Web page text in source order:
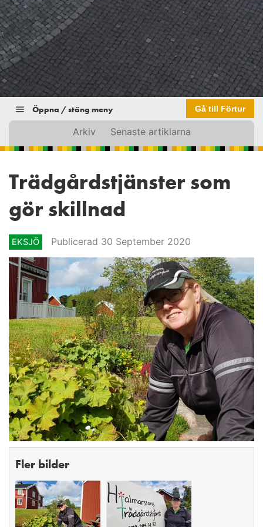
Öppna / stäng meny Gå till Förtur
Arkiv Senaste artiklarna
Trädgårdstjänster som
gör skillnad
EKSJÖ Publicerad 30 September 2020
Fler bilder